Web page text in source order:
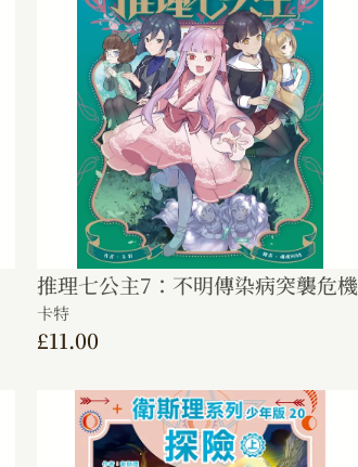
推理七公主7：不明傳染病突襲危機
卡特
£11.00